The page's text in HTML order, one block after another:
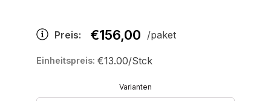
Preis: €156,00 /paket
Einheitspreis: €13.00/Stck
Varianten